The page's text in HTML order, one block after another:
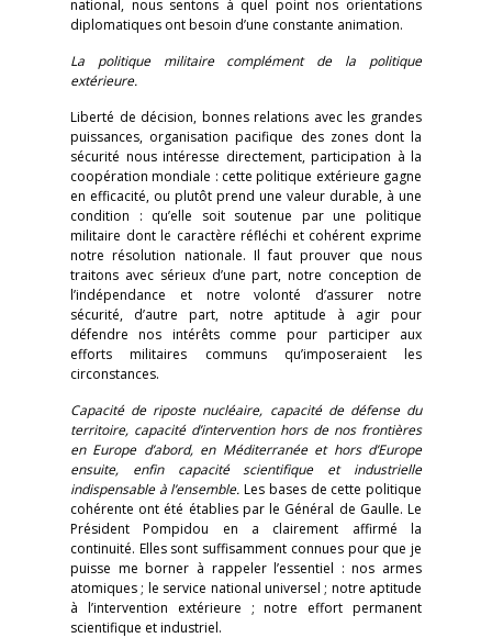
national, nous sentons à quel point nos orientations
diplomatiques ont besoin d’une constante animation.
La politique militaire complément de la politique
extérieure.
Liberté de décision, bonnes relations avec les grandes
puissances, organisation pacifique des zones dont la
sécurité nous intéresse directement, participation à la
coopération mondiale : cette politique extérieure gagne
en efficacité, ou plutôt prend une valeur durable, à une
condition : qu’elle soit soutenue par une politique
militaire dont le caractère réfléchi et cohérent exprime
notre résolution nationale. Il faut prouver que nous
traitons avec sérieux d’une part, notre conception de
l’indépendance et notre volonté d’assurer notre
sécurité, d’autre part, notre aptitude à agir pour
défendre nos intérêts comme pour participer aux
efforts militaires communs qu’imposeraient les
circonstances.
Capacité de riposte nucléaire, capacité de défense du
territoire, capacité d’intervention hors de nos frontières
en Europe d’abord, en Méditerranée et hors d’Europe
ensuite, enfin capacité scientifique et industrielle
indispensable à l’ensemble.Les bases de cette politique
cohérente ont été établies par le Général de Gaulle. Le
Président Pompidou en a clairement affirmé la
continuité. Elles sont suffisamment connues pour que je
puisse me borner à rappeler l’essentiel : nos armes
atomiques ; le service national universel ; notre aptitude
à l’intervention extérieure ; notre effort permanent
scientifique et industriel.